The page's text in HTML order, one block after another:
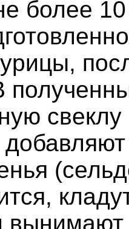
более